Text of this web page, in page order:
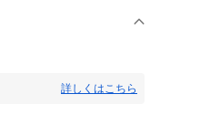
詳しくはこちら